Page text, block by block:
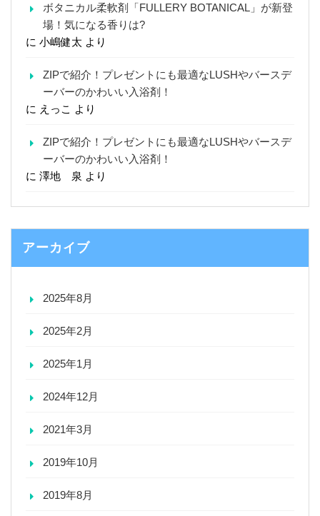
ボタニカル柔軟剤「FULLERY BOTANICAL」が新登
場！気になる香りは?
に 小嶋健太 より
ZIPで紹介！プレゼントにも最適なLUSHやバースデ
ーバーのかわいい入浴剤！
に えっこ より
ZIPで紹介！プレゼントにも最適なLUSHやバースデ
ーバーのかわいい入浴剤！
に 澤地 泉 より
アーカイブ
2025年8月
2025年2月
2025年1月
2024年12月
2021年3月
2019年10月
2019年8月